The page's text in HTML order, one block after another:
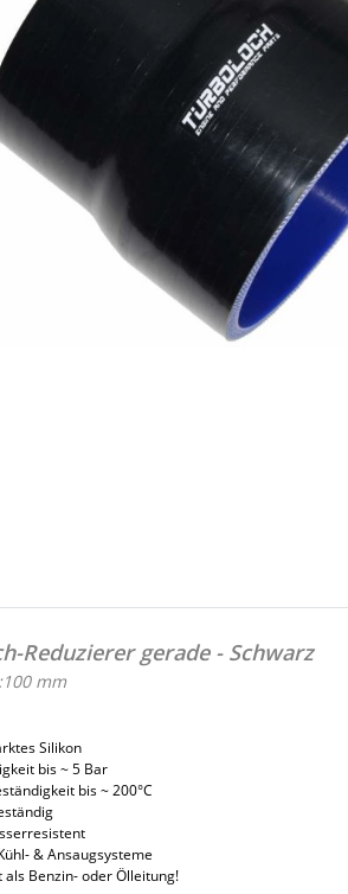
Reduzierer gerade - Schwarz
mm
Silikon
bis ~ 5 Bar
bis ~ 200°C
& Ansaugsysteme
als Benzin- oder Ölleitung!